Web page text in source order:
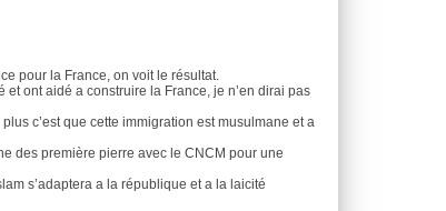
pour la France, on voit le résultat.
ont aidé a construire la France, je n’en dirai pas
c’est que cette immigration est musulmane et a
des première pierre avec le CNCM pour une
s’adaptera a la république et a la laicité